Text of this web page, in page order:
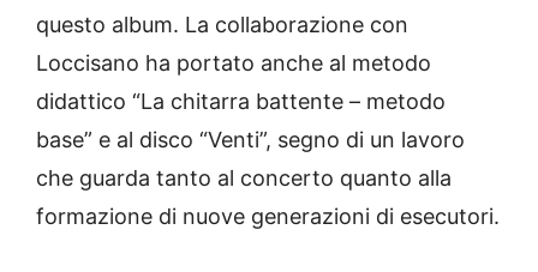
questo album. La collaborazione con
Loccisano ha portato anche al metodo
didattico “La chitarra battente – metodo
base” e al disco “Venti”, segno di un lavoro
che guarda tanto al concerto quanto alla
formazione di nuove generazioni di esecutori.